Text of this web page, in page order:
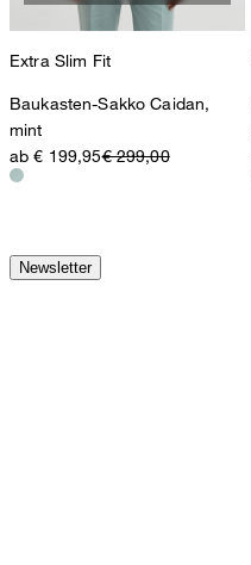
Extra Slim Fit
Baukasten-Sakko Caidan,
mint
ab € 199,95€ 299,00
Newsletter